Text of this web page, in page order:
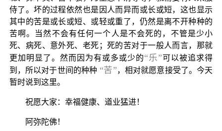
侍了。坏的过程依然也是因人而异而或长或短，这也显示
其中的苦是或长或短、或轻或重了，仍然是离不开种种的
苦啊。当然不会有任何一个人是不会死的，不管是少小
死、病死、意外死、老死；死的苦对于一般人而言，那就
更加明显了。然而因为有或多或少的“乐”可以被追求得
到，所以对于世间的种种 “苦”，相对就愿意接受了。今天
暂时说到这里。
祝愿大家：幸福健康、道业猛进！
阿弥陀佛！